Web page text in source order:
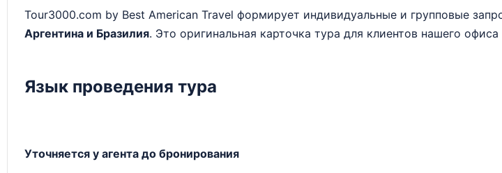
Tour3000.com by Best American Travel формирует индивидуальные и групповые
Аргентина и Бразилия. Это оригинальная карточка тура для клиентов нашего
Язык проведения тура
Уточняется у агента до бронирования